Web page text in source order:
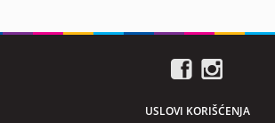
USLOVI KORIŠĆENJA